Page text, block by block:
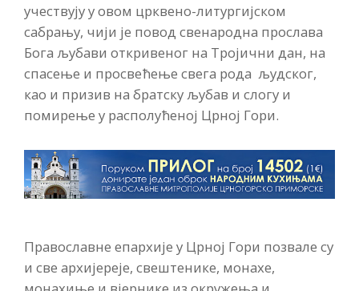
учествују у овом црквено-литургијском
сабрању, чији је повод свенародна прослава
Бога љубави откривеног на Тројични дан, на
спасење и просвећење свега рода људског,
као и призив на братску љубав и слогу и
помирење у располућеној Црној Гори.
Православне епархије у Црној Гори позвале су
и све архијереје, свештенике, монахе,